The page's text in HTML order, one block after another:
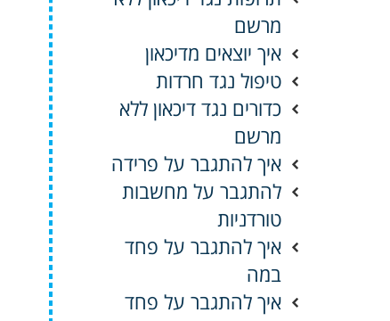
מרשם
איך יוצאים מדיכאון
טיפול נגד חרדות
כדורים נגד דיכאון ללא
מרשם
איך להתגבר על פרידה
להתגבר על מחשבות
טורדניות
איך להתגבר על פחד
במה
איך להתגבר על פחד